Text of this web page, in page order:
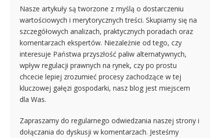
Nasze artykuły są tworzone z myślą o dostarczeniu
wartościowych i merytorycznych treści. Skupiamy się na
szczegółowych analizach, praktycznych poradach oraz
komentarzach ekspertów. Niezależnie od tego, czy
interesuje Państwa przyszłość paliw alternatywnych,
wpływ regulacji prawnych na rynek, czy po prostu
chcecie lepiej zrozumieć procesy zachodzące w tej
kluczowej gałęzi gospodarki, nasz blog jest miejscem
dla Was.
Zapraszamy do regularnego odwiedzania naszej strony i
dołączania do dyskusji w komentarzach. Jesteśmy